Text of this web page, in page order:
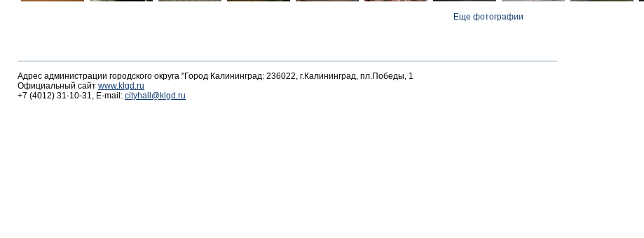
Еще фотографии
Адрес администрации городского округа "Город Калининград: 236022, г.Калининград, пл.Победы, 1
Официальный сайт www.klgd.ru
+7 (4012) 31-10-31, E-mail: cityhall@klgd.ru